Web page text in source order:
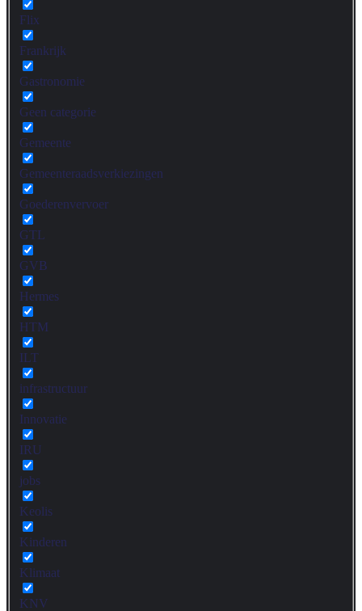
Flix
Frankrijk
Gastronomie
Geen categorie
Gemeente
Gemeenteraadsverkiezingen
Goederenvervoer
GTL
GVB
Hermes
HTM
ILT
infrastructuur
Innovatie
IRU
jobs
Keolis
Kinderen
Klimaat
KNV